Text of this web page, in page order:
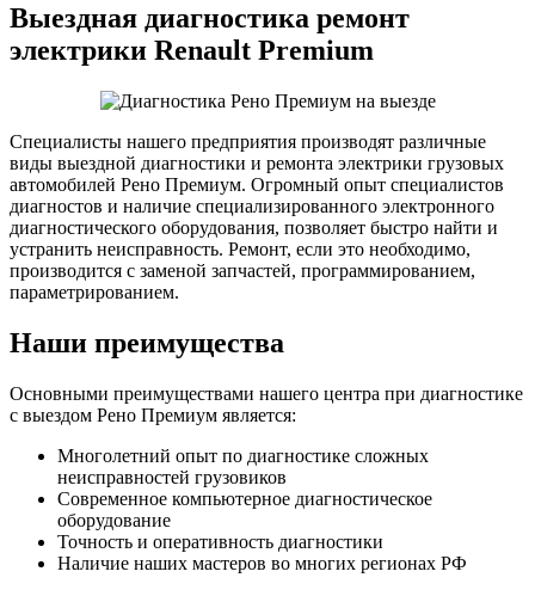
Выездная диагностика ремонт
электрики Renault Premium
Специалисты нашего предприятия производят различные
виды выездной диагностики и ремонта электрики грузовых
автомобилей Рено Премиум. Огромный опыт специалистов
диагностов и наличие специализированного электронного
диагностического оборудования, позволяет быстро найти и
устранить неисправность. Ремонт, если это необходимо,
производится с заменой запчастей, программированием,
параметрированием.
Наши преимущества
Основными преимуществами нашего центра при диагностике
с выездом Рено Премиум является:
Многолетний опыт по диагностике сложных
неисправностей грузовиков
Современное компьютерное диагностическое
оборудование
Точность и оперативность диагностики
Наличие наших мастеров во многих регионах РФ